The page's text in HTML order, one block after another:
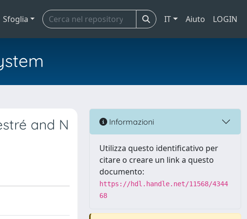
Sfoglia IT Aiuto LOGIN
and N
Informazioni
Utilizza questo identificativo per
citare o creare un link a questo
documento:
https://hdl.handle.net/11568/4344
68